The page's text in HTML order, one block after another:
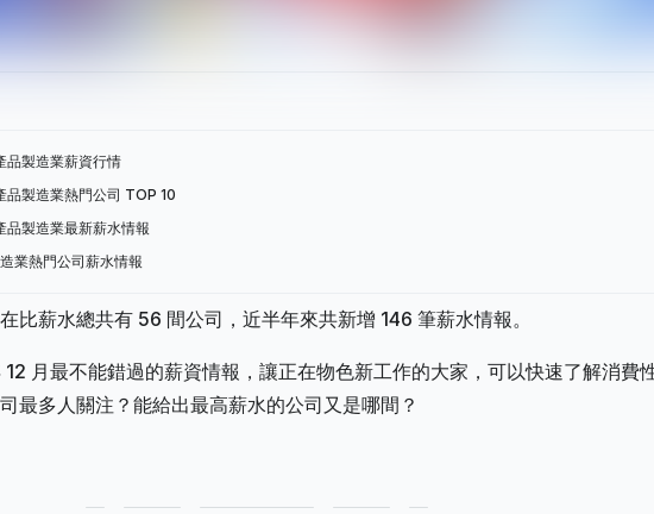
品製造業薪資行情
製造業熱門公司 TOP 10
製造業最新薪水情報
業熱門公司薪水情報
比薪水總共有 56 間公司，近半年來共新增 146 筆薪水情報。
月最不能錯過的薪資情報，讓正在物色新工作的大家，可以快速了解消費
最多人關注？能給出最高薪水的公司又是哪間？